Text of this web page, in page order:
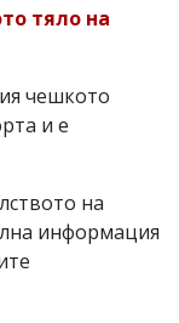
тяло на
чешкото
и е
на
информация